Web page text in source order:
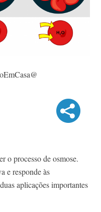
o processo de osmose.
e responde às
aplicações importantes